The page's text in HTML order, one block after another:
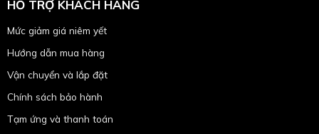
HỖ TRỢ KHÁCH HÀNG
Mức giảm giá niêm yết
Hướng dẫn mua hàng
Vận chuyển và lắp đặt
Chính sách bảo hành
Tạm ứng và thanh toán